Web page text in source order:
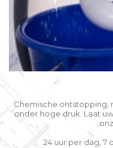
Chemische ontstopping,
onder hoge druk. Laat
24 uur per dag, 7